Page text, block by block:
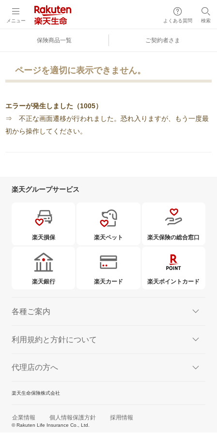
メニュー よくある質問 検索
保険商品一覧 ご契約者さま
ページを適切に表示できません。
エラーが発生しました（1005）
⇒ 不正な画面遷移が行われました。恐れ入りますが、もう一度最
初から操作してください。
楽天グループサービス
楽天損保 楽天ペット 楽天保険の総合窓口
楽天銀行 楽天カード 楽天ポイントカード
各種ご案内
利用規約と方針について
代理店の方へ
楽天生命保険株式会社
企業情報 個人情報保護方針 採用情報
© Rakuten Life Insurance Co., Ltd.